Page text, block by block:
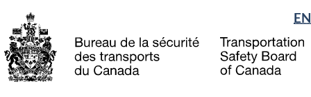
to
main
to
"About
government"
à
la
Sélection
de
la
langue
EN